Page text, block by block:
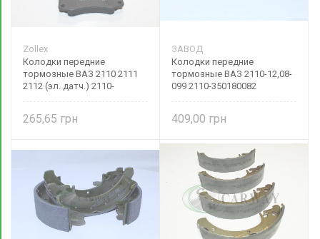
Zollex
Колодки передние
тормозные ВАЗ 2110 2111
2112 (эл. датч.) 2110-
265,65
ЗАВОД
Колодки передние
тормозные ВАЗ 2110-12,08-
099 2110-350180082
409,00